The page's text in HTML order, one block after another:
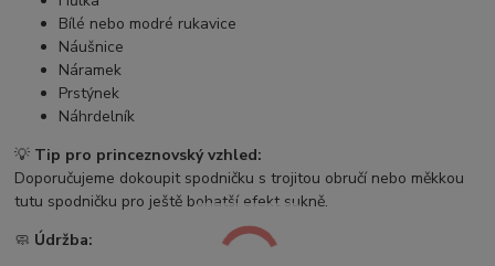
Bílé nebo modré rukavice
Náušnice
Náramek
Prstýnek
Náhrdelník
💡 Tip pro princeznovský vzhled:
Doporučujeme dokoupit spodničku s trojitou obručí nebo měkkou
tutu spodničku pro ještě bohatší efekt sukně.
🧼 Údržba: